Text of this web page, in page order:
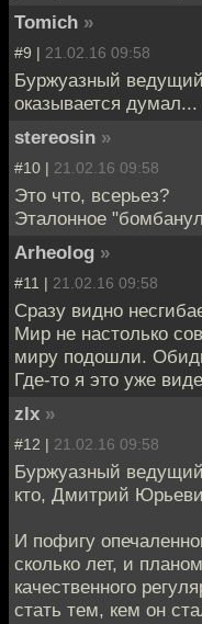
Tomich »
#9 | 21.02.16 09:58
Буржуазный
оказывается думал...
stereosin »
#10 | 21.02.16 09:58
Это что, всерьез?
Эталонное
Arheolog »
#11 | 21.02.16 09:58
Сразу видно
Мир не настолько
миру подошли.
Где-то я это уже
zlx »
#12 | 21.02.16 09:58
Буржуазный
кто, Дмитрий
И пофигу
сколько лет, и
качественного
стать тем, кем он